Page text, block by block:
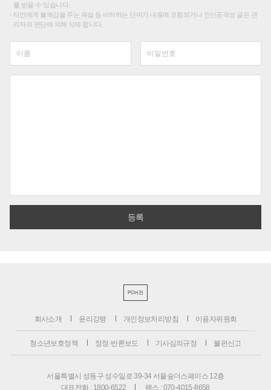
를 받을 수 있습니다.
타인에게 불쾌감을 주는 욕설 등 비하하는 단어가 내용에 포함되거나 인신공격성 글은 관
리자의 판단에 의해 삭제 합니다.
PC버전
회사소개 윤리강령 개인정보처리방침 이용자위원회
청소년보호정책 정정·반론보도 기사심의규정 불편신고
서울특별시 성동구 성수일로 39-34 서울숲더스페이스 12층
대표전화 : 1800-6522
팩스 : 070-4015-8658